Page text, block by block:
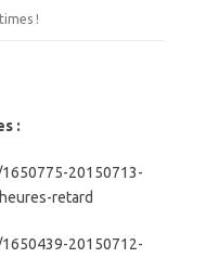
!
:
20150713-
retard
20150712-